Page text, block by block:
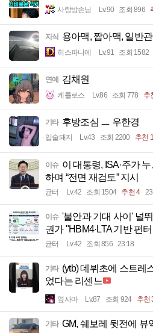
사랑방손님 Lv.90 조회 896
지식 용아맥, 짭아맥, 일반
히스파니에 Lv.91 조회 1582
연예 김채원
케를로스 Lv.86 조회 778 추
기타 후방조심 ㅡ 우한경
입술돼지 Lv.43 조회 2200 추천 1
이슈 이 대통령, ISA·주가
하며 “전면 재검토” 지시
균터 Lv.42 조회 1504 추천 4
이슈 '불안과 기대 사이' 널
권가 "HBM4·LTA 기반 펀
균터 Lv.42 조회 856 23:18
기타 (ytb) 데뷔초에 스트레
었다는 리센느
옆사마 Lv.87 조회 924 추천
기타 GM, 쉐보레 뒷전에 뷰